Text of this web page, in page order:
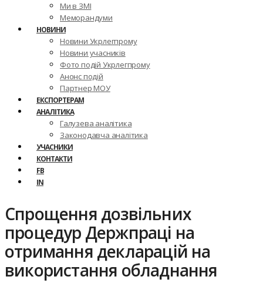
Ми в ЗМІ
Меморандуми
НОВИНИ
Новини Укрлегпрому
Новини учасників
Фото подій Укрлегпрому
Анонс подій
Партнер МОУ
ЕКСПОРТЕРАМ
АНАЛІТИКА
Галузева аналітика
Законодавча аналітика
УЧАСНИКИ
КОНТАКТИ
FB
IN
Спрощення дозвільних
процедур Держпраці на
отримання декларацій на
використання обладнання